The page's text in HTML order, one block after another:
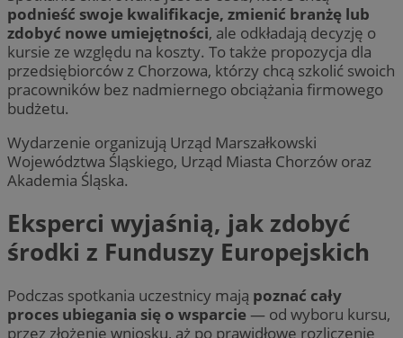
podnieść swoje kwalifikacje, zmienić branżę lub
zdobyć nowe umiejętności, ale odkładają decyzję o
kursie ze względu na koszty. To także propozycja dla
przedsiębiorców z Chorzowa, którzy chcą szkolić swoich
pracowników bez nadmiernego obciążania firmowego
budżetu.
Wydarzenie organizują Urząd Marszałkowski
Województwa Śląskiego, Urząd Miasta Chorzów oraz
Akademia Śląska.
Eksperci wyjaśnią, jak zdobyć
środki z Funduszy Europejskich
Podczas spotkania uczestnicy mają poznać cały
proces ubiegania się o wsparcie— od wyboru kursu,
przez złożenie wniosku, aż po prawidłowe rozliczenie